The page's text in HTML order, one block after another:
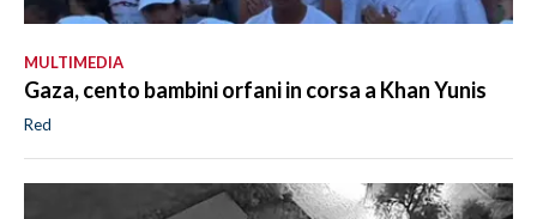
MULTIMEDIA
Gaza, cento bambini orfani in corsa a Khan Yunis
Red